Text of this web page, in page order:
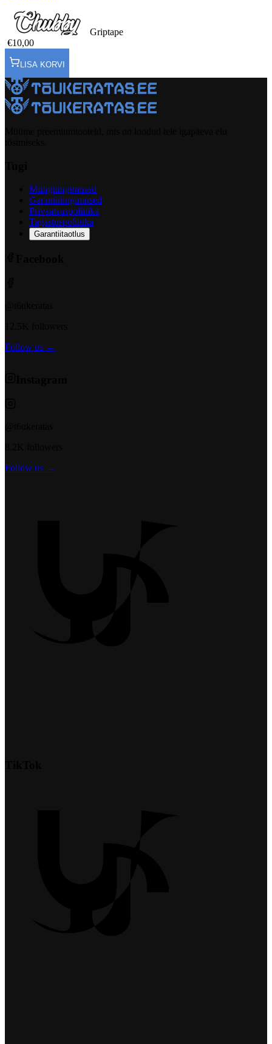
Griptape
€10,00
LISA KORVI
Müügitingimused
Garantiitingimused
Privaatsuspoliitika
Tagastuspoliitika
Garantiitaotlus
Follow us →
Follow us →